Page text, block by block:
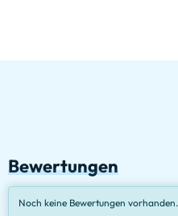
Bewertungen
Noch keine Bewertungen vorhanden.